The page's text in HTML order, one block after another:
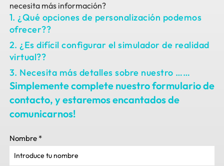
necesita más información?
1. ¿Qué opciones de personalización podemos
ofrecer??
2. ¿Es difícil configurar el simulador de realidad
virtual??
3. Necesita más detalles sobre nuestro ……
Simplemente complete nuestro formulario de
contacto, y estaremos encantados de
comunicarnos!
Nombre *